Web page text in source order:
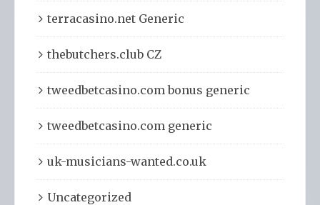
terracasino.net Generic
thebutchers.club CZ
tweedbetcasino.com bonus generic
tweedbetcasino.com generic
uk-musicians-wanted.co.uk
Uncategorized